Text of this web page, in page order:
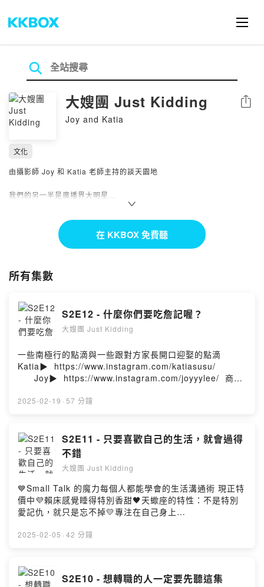
大嫂團 Just Kidding
Joy and Katia
分享
文化
由攝影師 Joy 和 Katia 老師主持的談天園地
我們的另一半是廣播界大明星
你以為他們回家後也會說很多話嗎？
完全不是，他們在家只想讓喉嚨休息
於是，大嫂團互助會在此成立
Joy▶️ https://www.instagram.com/joyyylee/
商業合作聯絡:
在 KKBOX 免費聽
所有集數
S2E12 - 什麼你們要吃詹記喔？
大嫂團 Just Kidding
一些南極行的點滴與一些跟對方家長開口迎娶的點滴
Katia▶️⁠⁠⁠⁠⁠⁠⁠⁠⁠⁠https://www.instagram.com/katiasusu/
⁠⁠⁠⁠⁠⁠⁠⁠⁠⁠⁠⁠⁠⁠⁠⁠⁠⁠⁠⁠⁠⁠⁠⁠⁠⁠⁠⁠Joy▶️⁠⁠⁠⁠⁠⁠⁠⁠⁠⁠https://www.instagram.com/joyyylee/⁠⁠⁠⁠⁠⁠⁠⁠⁠⁠商業
2025-02-19 · 57 分鐘
S2E11 - 只要喜歡自己的生活，就會過得
不錯
大嫂團 Just Kidding
💙Small Talk 的魔力每個人都能學會的生活溝通術 現正特
價中💜賴床感覺睡得特別香甜🖤天蠍座的特性：不是特別
愛記仇，就只是忘不掉💛專注在自己身上
⁠⁠⁠⁠⁠⁠⁠⁠⁠⁠⁠⁠⁠⁠⁠⁠⁠⁠⁠⁠⁠⁠⁠⁠⁠Joy▶️⁠⁠⁠⁠⁠⁠⁠⁠⁠https://www.instagram.com/joyyylee/⁠⁠⁠⁠⁠⁠⁠⁠⁠商業
2025-02-05 · 42 分鐘
S2E10 - 想轉職的人一定要先聽這集